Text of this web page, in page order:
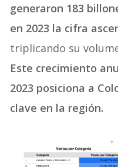
generaron 183
en 2023 la cifra
triplicando su
Este crecimiento
2023 posiciona a
clave en la región.